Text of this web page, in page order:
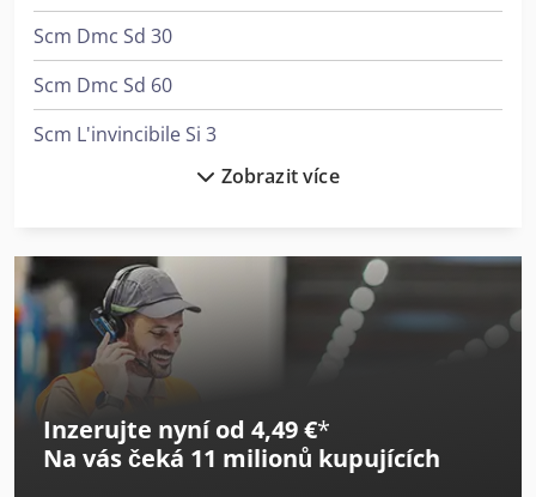
Scm Dmc Sd 30
Scm Dmc Sd 60
Scm L'invincibile Si 3
Scm Minimax Fs 41E
Scm Minimax Sc 2C
Scm Minimax St 5Es
Scm Nova F 520
Scm Nova Fs 410
Zobrazit více
Inzerujte nyní od 4,49 €*
Na vás čeká 11 milionů kupujících